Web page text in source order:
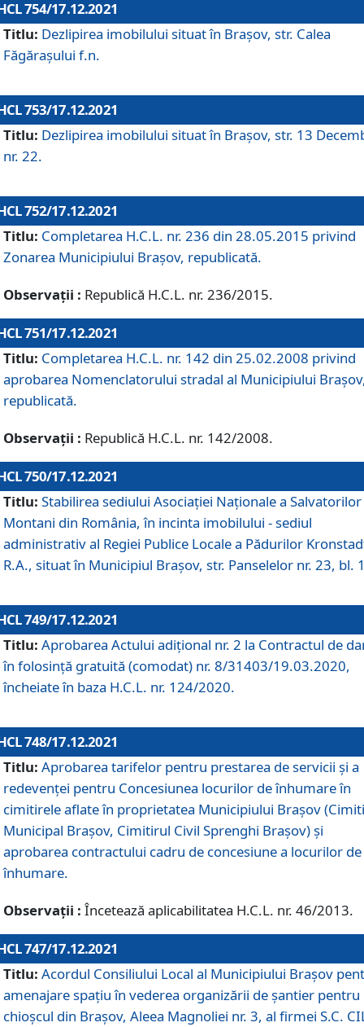
754/17.12.2021
Titlu: Dezlipirea imobilului situat în Brașov, str. Calea
Făgărașului f.n.
753/17.12.2021
Titlu: Dezlipirea imobilului situat în Brașov, str. 13
nr. 22.
752/17.12.2021
Titlu: Completarea H.C.L. nr. 236 din 28.05.2015 privind
Zonarea Municipiului Braşov, republicată.
Observații : Republică H.C.L. nr. 236/2015.
751/17.12.2021
Titlu: Completarea H.C.L. nr. 142 din 25.02.2008 privind
aprobarea Nomenclatorului stradal al Municipiului
republicată.
Observații : Republică H.C.L. nr. 142/2008.
750/17.12.2021
Titlu: Stabilirea sediului Asociației Naționale a Salvatorilor
Montani din România, în incinta imobilului - sediul
administrativ al Regiei Publice Locale a Pădurilor
R.A., situat în Municipiul Braşov, str. Panselelor nr. 23, bl.
749/17.12.2021
Titlu: Aprobarea Actului adițional nr. 2 la Contractul de
în folosință gratuită (comodat) nr. 8/31403/19.03.2020,
încheiate în baza H.C.L. nr. 124/2020.
748/17.12.2021
Titlu: Aprobarea tarifelor pentru prestarea de servicii şi a
redevenţei pentru Concesiunea locurilor de înhumare în
cimitirele aflate în proprietatea Municipiului Braşov
Municipal Braşov, Cimitirul Civil Sprenghi Braşov) şi
aprobarea contractului cadru de concesiune a locurilor de
înhumare.
Observații : Încetează aplicabilitatea H.C.L. nr. 46/2013.
747/17.12.2021
Titlu: Acordul Consiliului Local al Municipiului Braşov
amenajare spațiu în vederea organizării de șantier pentru
chioșcul din Brașov, Aleea Magnoliei nr. 3, al firmei S.C.